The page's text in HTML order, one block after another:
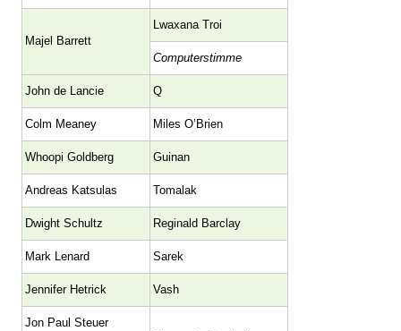
Majel Barrett
Lwaxana Troi
Computerstimme
John de Lancie Q
Colm Meaney Miles O’Brien
Whoopi Goldberg Guinan
Andreas Katsulas Tomalak
Dwight Schultz Reginald Barclay
Mark Lenard Sarek
Jennifer Hetrick Vash
Jon Paul Steuer